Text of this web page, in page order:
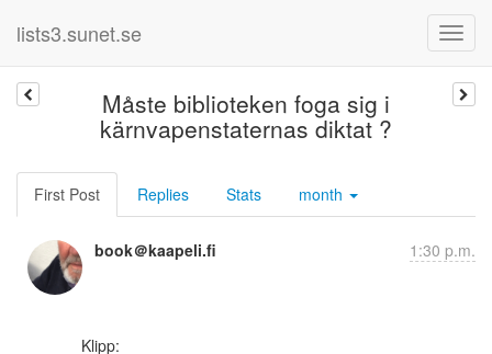
lists3.sunet.se
Måste biblioteken foga sig i
kärnvapenstaternas diktat ?
First Post Replies Stats month
book＠kaapeli.fi 1:30 p.m.